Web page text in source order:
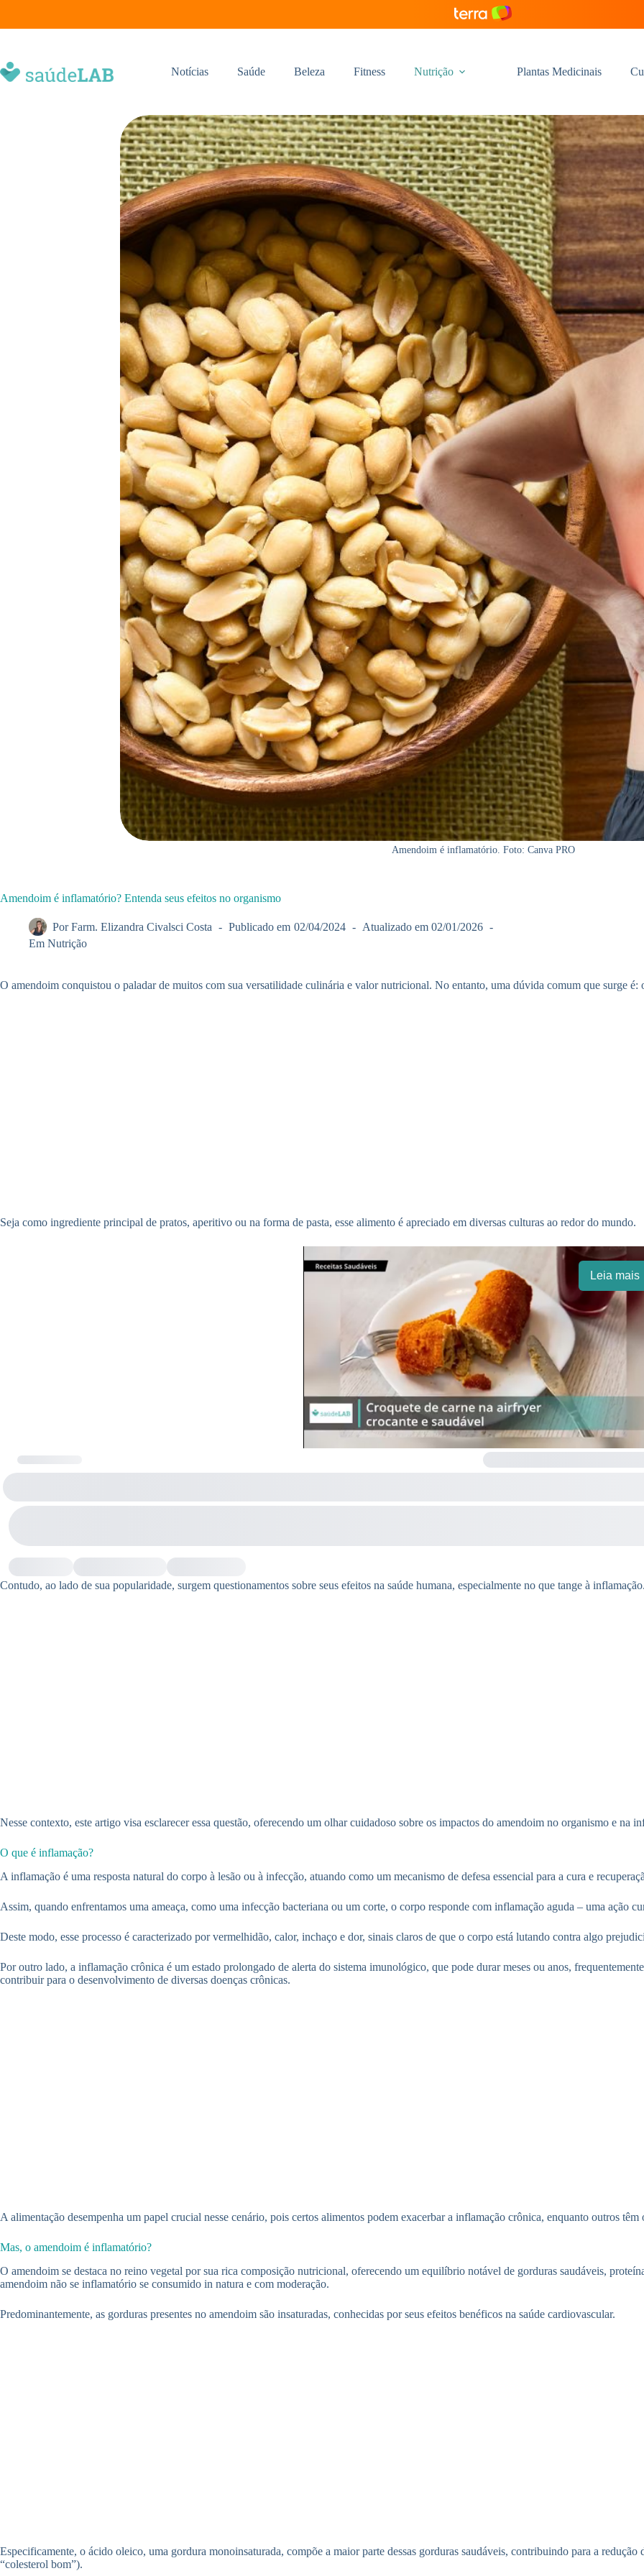
Notícias Saúde Beleza Fitness Nutrição Plantas Medicinais
Amendoim é inflamatório. Foto: Canva PRO
Amendoim é inflamatório? Entenda seus efeitos no organismo
Por Farm. Elizandra Civalsci Costa Publicado em 02/04/2024 Atualizado em 02/01/2026
Em Nutrição
O amendoim conquistou o paladar de muitos com sua versatilidade culinária e valor nutricional. No entanto, uma dúvida comum que surge é:
Seja como ingrediente principal de pratos, aperitivo ou na forma de pasta, esse alimento é apreciado em diversas culturas ao redor do mundo.
Leia mais
Contudo, ao lado de sua popularidade, surgem questionamentos sobre seus efeitos na saúde humana, especialmente no que tange à
Nesse contexto, este artigo visa esclarecer essa questão, oferecendo um olhar cuidadoso sobre os impactos do amendoim no organismo e na
O que é inflamação?
A inflamação é uma resposta natural do corpo à lesão ou à infecção, atuando como um mecanismo de defesa essencial para a cura e
Assim, quando enfrentamos uma ameaça, como uma infecção bacteriana ou um corte, o corpo responde com inflamação aguda – uma ação
Deste modo, esse processo é caracterizado por vermelhidão, calor, inchaço e dor, sinais claros de que o corpo está lutando contra algo
Por outro lado, a inflamação crônica é um estado prolongado de alerta do sistema imunológico, que pode durar meses ou anos,
contribuir para o desenvolvimento de diversas doenças crônicas.
A alimentação desempenha um papel crucial nesse cenário, pois certos alimentos podem exacerbar a inflamação crônica, enquanto outros
Mas, o amendoim é inflamatório?
O amendoim se destaca no reino vegetal por sua rica composição nutricional, oferecendo um equilíbrio notável de gorduras saudáveis,
amendoim não se inflamatório se consumido in natura e com moderação.
Predominantemente, as gorduras presentes no amendoim são insaturadas, conhecidas por seus efeitos benéficos na saúde cardiovascular.
Especificamente, o ácido oleico, uma gordura monoinsaturada, compõe a maior parte dessas gorduras saudáveis, contribuindo para a
“colesterol bom”).